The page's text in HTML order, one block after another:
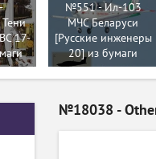
17-
№551 - Ил-103
МЧС Беларуси
[Русские инженеры
20] из бумаги
№18038 -